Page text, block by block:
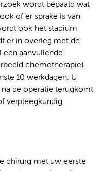
wordt bepaald wat
of er sprake is van
ook het stadium
er in overleg met de
aanvullende
chemotherapie).
10 werkdagen. U
na de operatie terugkomt
verpleegkundig
chirurg met uw eerste